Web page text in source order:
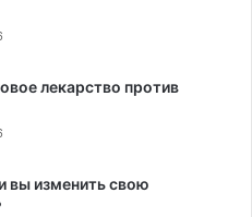
лекарство против
вы изменить свою